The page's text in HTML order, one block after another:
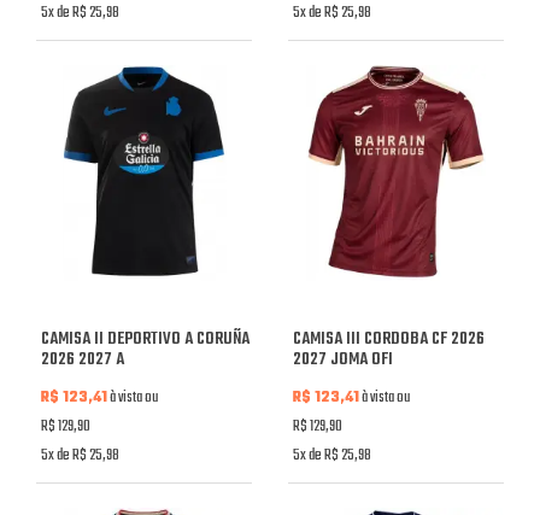
5x de R$ 25,98
5x de R$ 25,98
CAMISA II DEPORTIVO A CORUÑA
2026 2027 A
R$ 123,41à vista ou
R$ 129,90
5x de R$ 25,98
CAMISA III CORDOBA CF 2026
2027 JOMA OFI
R$ 123,41à vista ou
R$ 129,90
5x de R$ 25,98